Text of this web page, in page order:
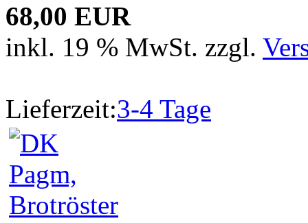
68,00 EUR
inkl. 19 % MwSt. zzgl.
Lieferzeit:3-4 Tage